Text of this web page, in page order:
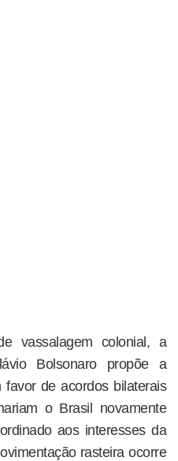
vassalagem colonial, a
Bolsonaro propõe a
de acordos bilaterais
o Brasil novamente
aos interesses da
rasteira ocorre